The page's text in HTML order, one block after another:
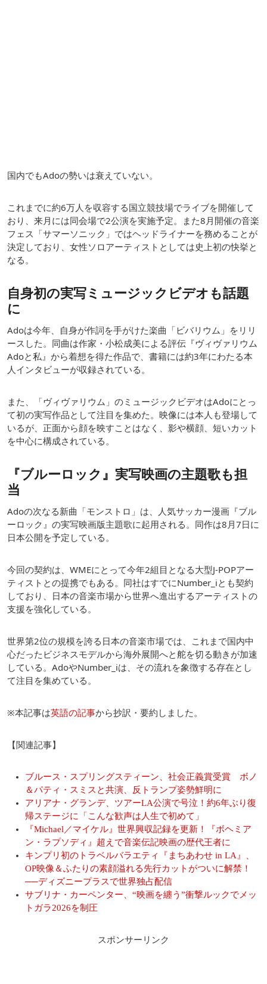
国内でもAdoの勢いは衰えていない。
これまでに約6万人を収容する国立競技場でライブを開催して
おり、来月には同会場で2公演を実施予定。また8月開催の音楽
フェス「サマーソニック」ではヘッドライナーを務めることが
決定しており、女性ソロアーティストとしては史上初の快挙と
なる。
自身初の実写ミュージックビデオも話題
に
Adoは今年、自身が作詞を手がけた楽曲「ビバリウム」をリリ
ースした。同曲は作家・小松成美による評伝『ヴィヴァリウム
Adoと私』から着想を得た作品で、書籍には約3年にわたる本
人インタビューが収録されている。
また、「ヴィヴァリウム」のミュージックビデオはAdoにとっ
て初の実写作品として注目を集めた。映像には本人も登場して
いるが、正面から顔を映すことはなく、影や横顔、短いカット
を中心に構成されている。
『ブルーロック』実写映画の主題歌も担
当
Adoの次なる新曲「モンストロ」は、人気サッカー漫画『ブル
ーロック』の実写映画版主題歌に起用される。同作は8月7日に
日本公開を予定している。
今回の契約は、WMEにとって今年2組目となる大型J-POPアー
ティストとの提携でもある。同社はすでにNumber_iとも契約
しており、日本の音楽市場から世界へ進出するアーティストの
支援を強化している。
世界第2位の規模を誇る日本の音楽市場では、これまで国内中
心だったビジネスモデルから海外展開へと舵を切る動きが加速
している。AdoやNumber_iは、その流れを象徴する存在とし
て注目を集めている。
※本記事は英語の記事から抄訳・要約しました。
【関連記事】
ブルース・スプリングスティーン、社会正義賞受賞 ボノ
＆パティ・スミスと共演、反トランプ姿勢鮮明に
アリアナ・グランデ、ツアーLA公演で号泣！約6年ぶり復
帰ステージに「こんな歓声は人生で初めて」
『Michael／マイケル』世界興収記録を更新！『ボヘミア
ン・ラプソディ』超えで音楽伝記映画の歴代王者に
キンプリ初のトラベルバラエティ『まちあわせ in LA』、
OP映像＆ふたりの素顔溢れる先行カットがついに解禁！
──ディズニープラスで世界独占配信
サブリナ・カーペンター、“映画を纏う”衝撃ルックでメッ
トガラ2026を制圧
スポンサーリンク